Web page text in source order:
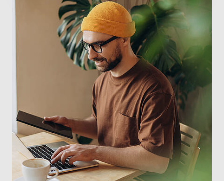
Mobil, einfach, immer und überall: Als
Buchhaltungssoftware für Freiberufler ist Lexware
Office nicht nur jederzeit und überall über den
Browser verfügbar – sondern auch als App
. So hast
du als unabhängiger Freelancer stets Zugriff auf
deine Buchhaltung und Finanzen von jedem PC, Mac,
Tablet oder Smartphone. Ideal in Jobs wie Coach
oder DJ, wo du ständig unterwegs bist.
Routineaufgaben automatisch erledigt,
weniger Fehler und volle Übersicht im
Dashboard
Rechnungen schreiben, Belege scannen,